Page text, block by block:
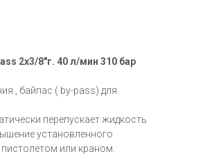
2x3/8"г. 40 л/мин 310 бар
, байпас ( by-pass) для
перепускает жидкость
установленного
или краном.